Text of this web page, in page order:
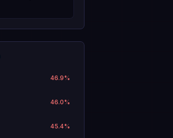
46.9%
46.0%
45.4%